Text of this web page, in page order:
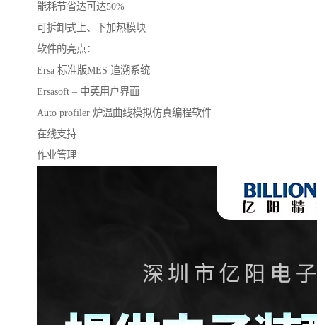
能耗节省达可达50%
可拆卸式上、下加热模块
软件的亮点：
Ersa 标准版MES 追溯系统
Ersasoft – 中英用户界面
Auto profiler 炉温曲线模拟仿真编程软件
在线支持
作业管理